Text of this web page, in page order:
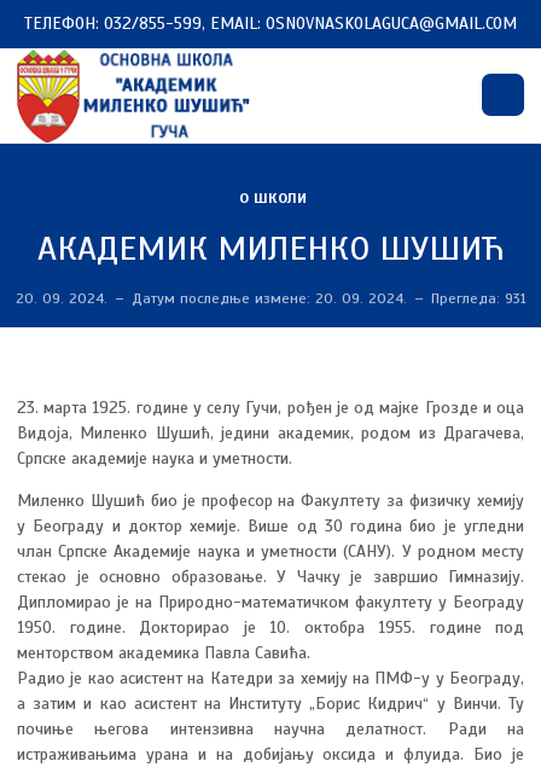
ТЕЛЕФОН: 032/855-599, EMAIL: OSNOVNASKOLAGUCA@GMAIL.COM
АКАДЕМИК МИЛЕНКО ШУШИЋ
О ШКОЛИ
20. 09. 2024. Датум последње измене: 20. 09. 2024. Прегледа: 931
23. марта 1925. године у селу Гучи, рођен је од мајке Грозде и оца
Видоја, Миленко Шушић, једини академик, родом из Драгачева,
Српске академије наука и уметности.
Миленко Шушић био је професор на Факултету за физичку хемију
у Београду и доктор хемије. Више од 30 година био је угледни
члан Српске Академије наука и уметности (САНУ). У родном месту
стекао је основно образовање. У Чачку је завршио Гимназију.
Дипломирао је на Природно-математичком факултету у Београду
1950. године. Докторирао је 10. октобра 1955. године под
менторством академика Павла Савића.
Радио је као асистент на Катедри за хемију на ПМФ-у у Београду,
а затим и као асистент на Институту „Борис Кидрич“ у Винчи. Ту
почиње његова интензивна научна делатност. Ради на
истраживањима урана и на добијању оксида и флуида. Био је